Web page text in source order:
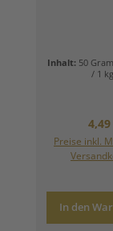
Inhalt: 50
/ 1
4,49
Preise inkl.
In den